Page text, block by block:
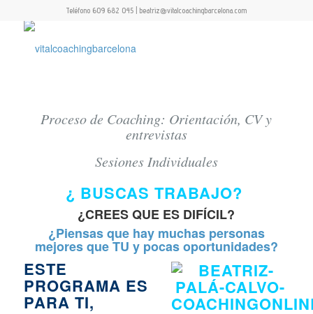
Teléfono 609 682 045 | beatriz@vitalcoachingbarcelona.com
Proceso de Coaching: Orientación, CV y
entrevistas
Sesiones Individuales
¿ BUSCAS TRABAJO?
¿CREES QUE ES DIFÍCIL?
¿Piensas que hay muchas personas
mejores que TU y pocas oportunidades?
ESTE
PROGRAMA ES
PARA TI,